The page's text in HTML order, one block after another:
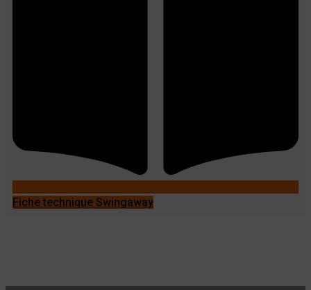
Fiche technique Swingaway